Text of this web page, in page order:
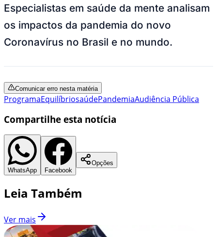
Especialistas em saúde da mente analisam
os impactos da pandemia do novo
Coronavírus no Brasil e no mundo.
Comunicar erro nesta matéria
ProgramaEquilíbriosaúdePandemiaAudiência Pública
Compartilhe esta notícia
WhatsApp Facebook
Opções
Leia Também
Ver mais